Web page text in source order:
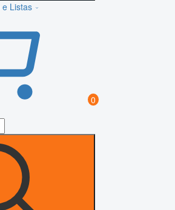
Listas
0